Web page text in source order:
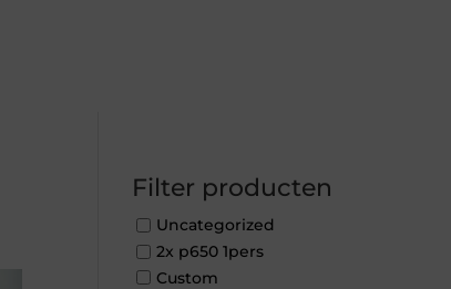
Filter producten
Uncategorized
2x p650 1pers
Custom